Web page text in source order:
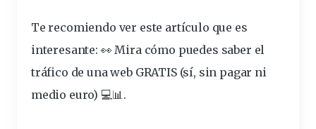
Te recomiendo ver este artículo que es
interesante: 👀 Mira cómo puedes saber el
tráfico de una web GRATIS (sí, sin pagar ni
medio euro) 💻📊.